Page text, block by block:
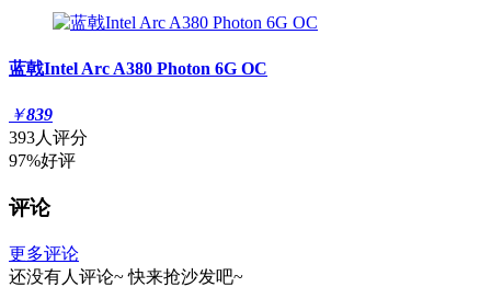
蓝戟Intel Arc A380 Photon 6G OC
￥839
393人评分
97%好评
评论
更多评论
还没有人评论~ 快来抢沙发吧~